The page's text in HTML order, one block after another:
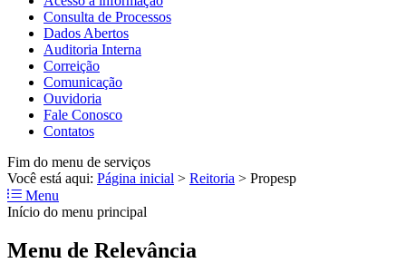
Consulta de Processos
Dados Abertos
Auditoria Interna
Correição
Comunicação
Ouvidoria
Fale Conosco
Contatos
Fim do menu de serviços
Você está aqui: Página inicial > Reitoria > Propesp
Menu
Início do menu principal
Menu de Relevância